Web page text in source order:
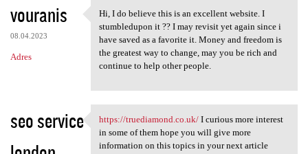
a
r
z
vouranis
08.04.2023
Adres
Hi, I do believe this is an
Hi, I do believe this is an excellent website. I
stumbledupon it ?? I may revisit yet again since i
have saved as a favorite it. Money and freedom is
the greatest way to change, may you be rich and
continue to help other people.
seo service https://truediamond.co.uk/ I
https://truediamond.co.uk/I curious more interest
in some of them hope you will give more
information on this topics in your next article